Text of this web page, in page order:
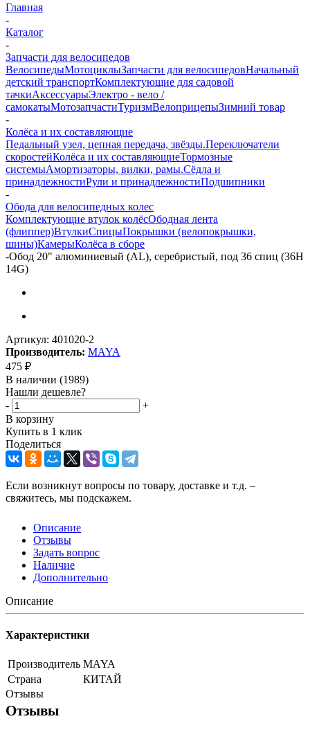
Главная
-
Каталог
-
Запчасти для велосипедов
ВелосипедыМотоциклыЗапчасти для велосипедовНачальный
детский транспортКомплектующие для садовой
тачкиАксессуарыЭлектро - вело /
самокатыМотозапчастиТуризмВелоприцепыЗимний товар
-
Колёса и их составляющие
Педальный узел, цепная передача, звёзды.Переключатели
скоростейКолёса и их составляющиеТормозные
системыАмортизаторы, вилки, рамы.Сёдла и
принадлежностиРули и принадлежностиПодшипники
-
Обода для велосипедных колес
Комплектующие втулок колёсОбодная лента
(флиппер)ВтулкиСпицыПокрышки (велопокрышки,
шины)КамерыКолёса в сборе
-Обод 20" алюминиевый (AL), серебристый, под 36 спиц (36H
14G)
Артикул: 401020-2
Производитель: MAYA
475 ₽
В наличии (1989)
Нашли дешевле?
-
+
В корзину
Купить в 1 клик
Поделиться
Если возникнут вопросы по товару, доставке и т.д. –
свяжитесь, мы подскажем.
Описание
Отзывы
Задать вопрос
Наличие
Дополнительно
Описание
Характеристики
Производитель MAYA
Страна
КИТАЙ
Отзывы
Отзывы